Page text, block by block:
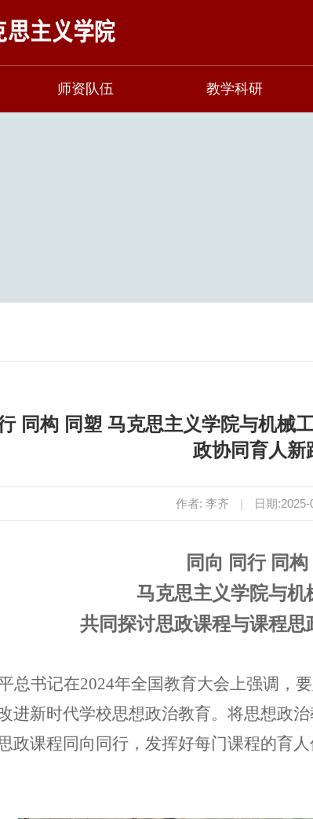
师资队伍 教学科研
同构 同塑 马克思主义学院与机械
政协同育人新
作者: 李齐 | 日期:2025-
同向 同行 同构
马克思主义学院与机
共同探讨思政课程与课程思
总书记在2024年全国教育大会上强调，
进新时代学校思想政治教育。将思想政
政课程同向同行，发挥好每门课程的育人